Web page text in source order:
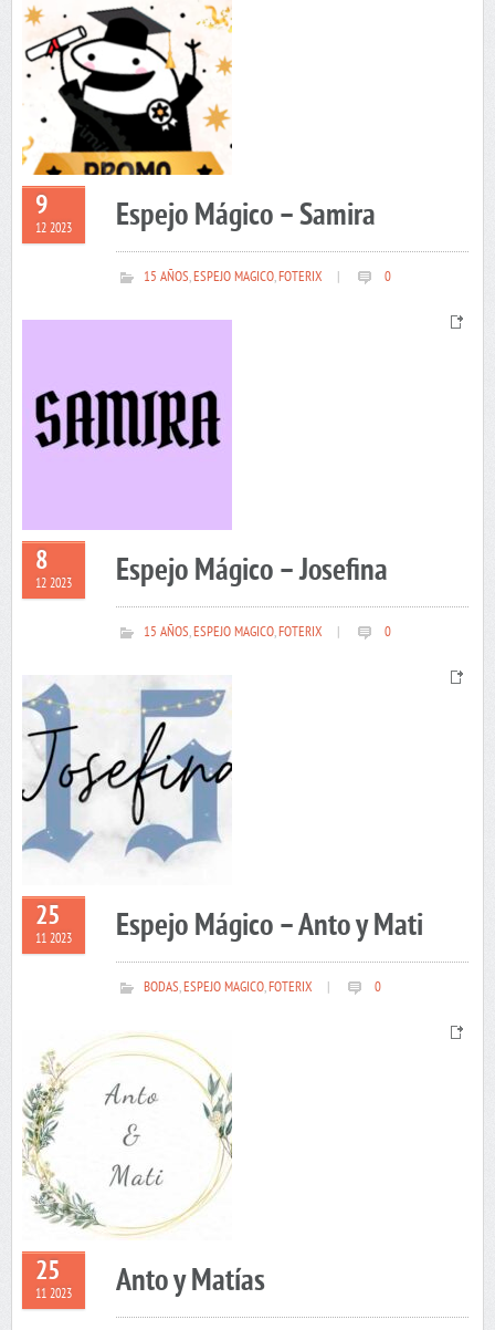
9
12 2023 Espejo Mágico – Samira
15 AÑOS,ESPEJO MAGICO,FOTERIX 0
8
12 2023 Espejo Mágico – Josefina
15 AÑOS,ESPEJO MAGICO,FOTERIX 0
25
11 2023 Espejo Mágico – Anto y Mati
BODAS,ESPEJO MAGICO,FOTERIX 0
25
11 2023 Anto y Matías